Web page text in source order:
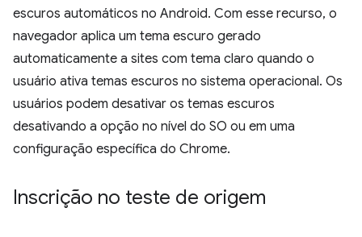
escuros automáticos no Android. Com esse recurso, o
navegador aplica um tema escuro gerado
automaticamente a sites com tema claro quando o
usuário ativa temas escuros no sistema operacional. Os
usuários podem desativar os temas escuros
desativando a opção no nível do SO ou em uma
configuração específica do Chrome.
Inscrição no teste de origem